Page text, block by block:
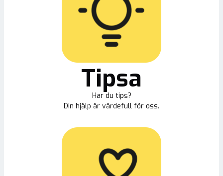
Tipsa
Har du tips?
Din hjälp är värdefull för oss.